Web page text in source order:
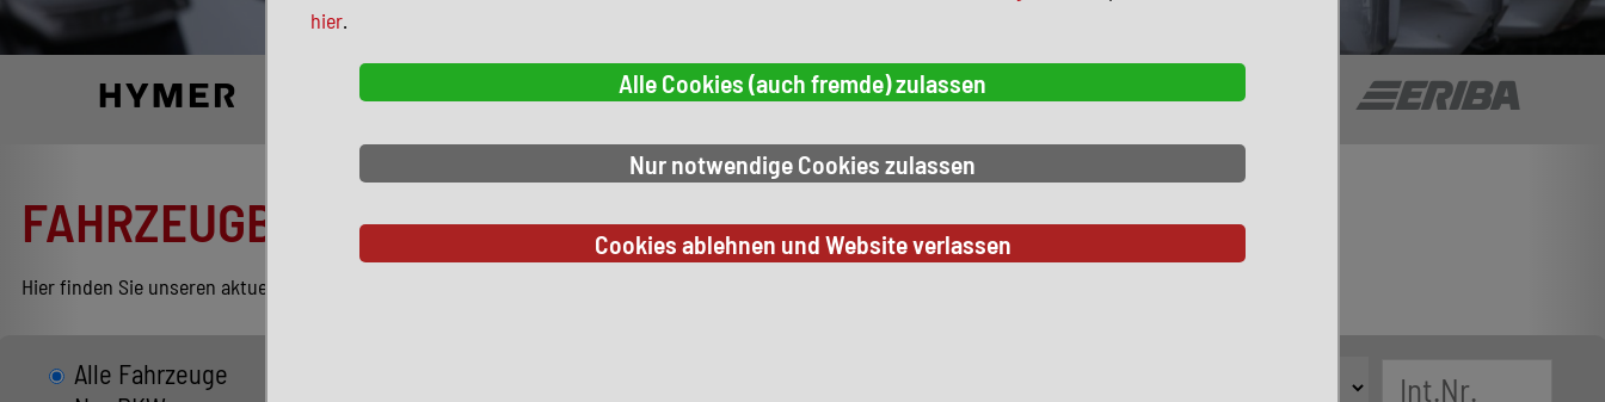
FAHRZEUGBESTAND
Hier finden Sie unseren aktuellen Bestand entsprechend Ihren Suchkriterien.
Alle Fahrzeuge
hier.